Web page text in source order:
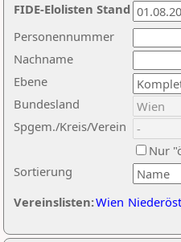
Nachname
Ebene
Sortierung
Personennummer
Bundesland
Spgem./Kreis/Verein
Nur
Vereinslisten:Wien
FIDE-Elolisten Stand